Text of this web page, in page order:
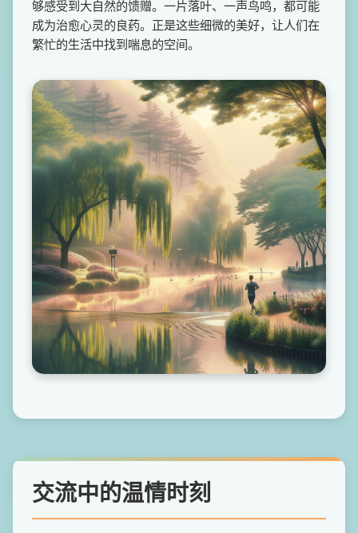
够感受到大自然的馈赠。一片落叶、一声鸟鸣，都可能
成为治愈心灵的良药。正是这些细微的美好，让人们在
繁忙的生活中找到喘息的空间。
交流中的温情时刻